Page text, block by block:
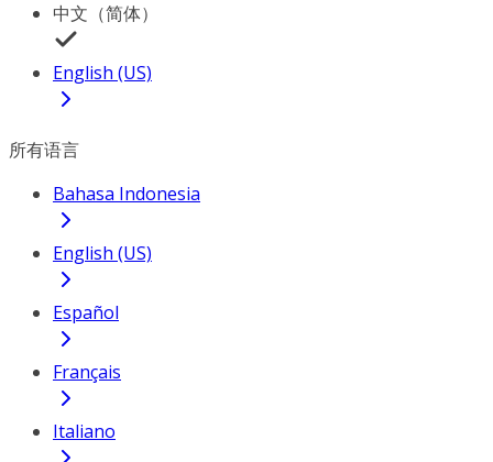
中文（简体）
English (US)
所有语言
Bahasa Indonesia
English (US)
Español
Français
Italiano